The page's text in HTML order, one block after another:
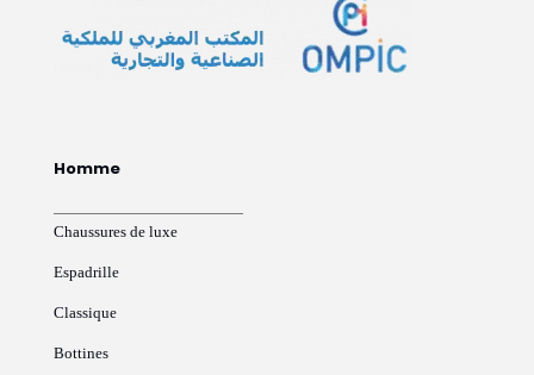
Homme
Chaussures de luxe
Espadrille
Classique
Bottines